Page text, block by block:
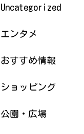
Uncategorized
エンタメ
おすすめ情報
ショッピング
公園・広場